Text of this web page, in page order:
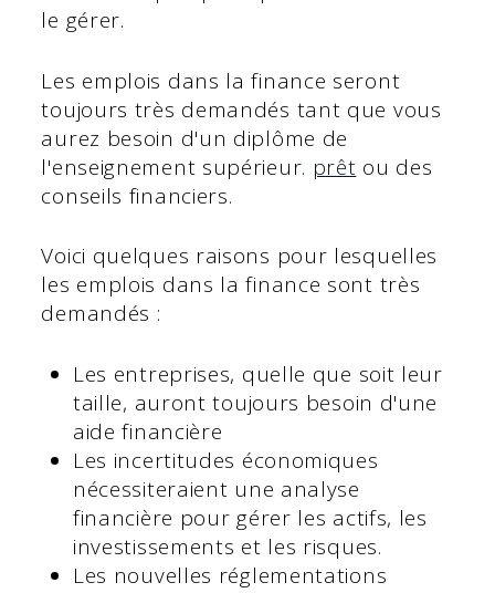
le gérer.
Les emplois dans la finance seront
toujours très demandés tant que vous
aurez besoin d'un diplôme de
l'enseignement supérieur. prêt ou des
conseils financiers.
Voici quelques raisons pour lesquelles
les emplois dans la finance sont très
demandés :
Les entreprises, quelle que soit leur
taille, auront toujours besoin d'une
aide financière
Les incertitudes économiques
nécessiteraient une analyse
financière pour gérer les actifs, les
investissements et les risques.
Les nouvelles réglementations